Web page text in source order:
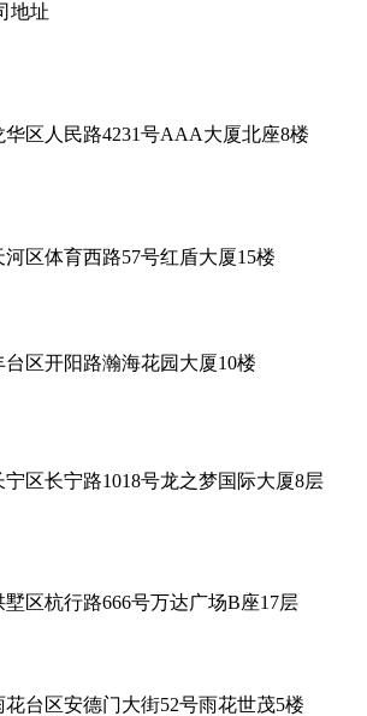
地址
区人民路4231号AAA大厦北座8楼
区体育西路57号红盾大厦15楼
区开阳路瀚海花园大厦10楼
区长宁路1018号龙之梦国际大厦8层
区杭行路666号万达广场B座17层
台区安德门大街52号雨花世茂5楼